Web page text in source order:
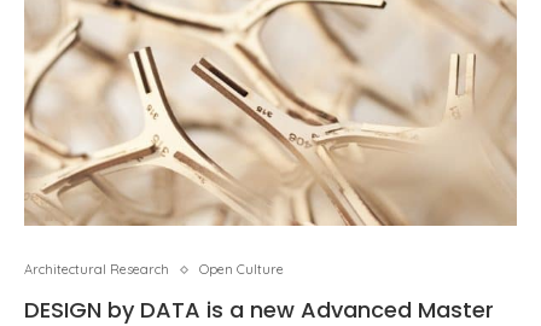
Architectural Research Open Culture
DESIGN by DATA is a new Advanced Master